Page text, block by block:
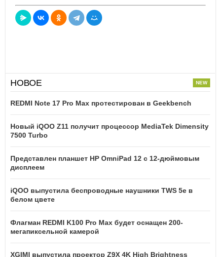
НОВОЕ
REDMI Note 17 Pro Max протестирован в Geekbench
Новый iQOO Z11 получит процессор MediaTek Dimensity
7500 Turbo
Представлен планшет HP OmniPad 12 с 12-дюймовым
дисплеем
iQOO выпустила беспроводные наушники TWS 5e в
белом цвете
Флагман REDMI K100 Pro Max будет оснащен 200-
мегапиксельной камерой
XGIMI выпустила проектор Z9X 4K High Brightness